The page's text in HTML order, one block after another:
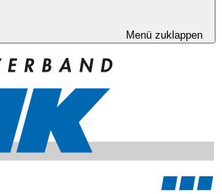
Menü zuklappen